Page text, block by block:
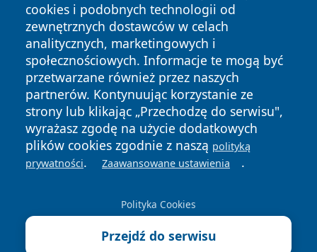
cookies i podobnych technologii od
zewnętrznych dostawców w celach
analitycznych, marketingowych i
społecznościowych. Informacje te mogą być
przetwarzane również przez naszych
partnerów. Kontynuując korzystanie ze
strony lub klikając „Przechodzę do serwisu",
wyrażasz zgodę na użycie dodatkowych
plików cookies zgodnie z naszą polityką
prywatności. Zaawansowane ustawienia .
Polityka Cookies
Przejdź do serwisu
Copyright © 2026 24slupsk.pl Wszystkie prawa zastrzeżone.
News Autorzy
Polityka
Prywatności
Polityka
Cookies